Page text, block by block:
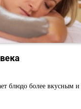
блюдо более вкусным и